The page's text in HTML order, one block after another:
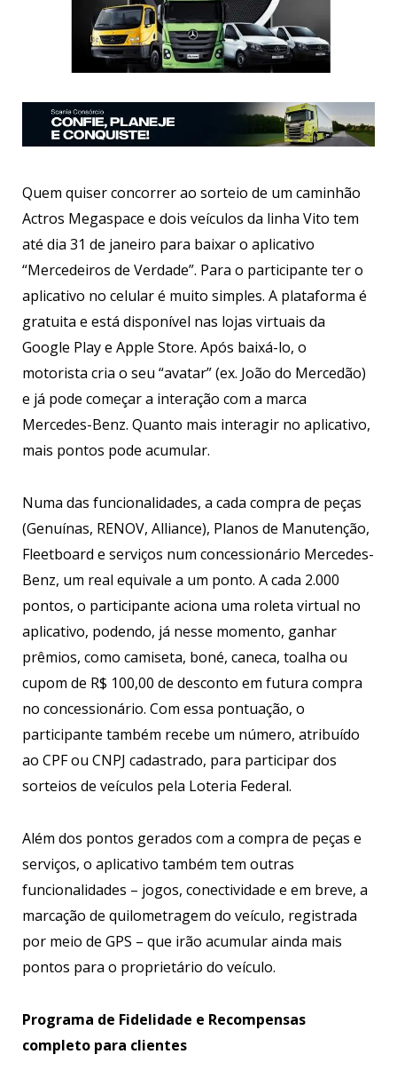
Quem quiser concorrer ao sorteio de um caminhão
Actros Megaspace e dois veículos da linha Vito tem
até dia 31 de janeiro para baixar o aplicativo
“Mercedeiros de Verdade”. Para o participante ter o
aplicativo no celular é muito simples. A plataforma é
gratuita e está disponível nas lojas virtuais da
Google Play e Apple Store. Após baixá-lo, o
motorista cria o seu “avatar” (ex. João do Mercedão)
e já pode começar a interação com a marca
Mercedes-Benz. Quanto mais interagir no aplicativo,
mais pontos pode acumular.
Numa das funcionalidades, a cada compra de peças
(Genuínas, RENOV, Alliance), Planos de Manutenção,
Fleetboard e serviços num concessionário Mercedes-
Benz, um real equivale a um ponto. A cada 2.000
pontos, o participante aciona uma roleta virtual no
aplicativo, podendo, já nesse momento, ganhar
prêmios, como camiseta, boné, caneca, toalha ou
cupom de R$ 100,00 de desconto em futura compra
no concessionário. Com essa pontuação, o
participante também recebe um número, atribuído
ao CPF ou CNPJ cadastrado, para participar dos
sorteios de veículos pela Loteria Federal.
Além dos pontos gerados com a compra de peças e
serviços, o aplicativo também tem outras
funcionalidades – jogos, conectividade e em breve, a
marcação de quilometragem do veículo, registrada
por meio de GPS – que irão acumular ainda mais
pontos para o proprietário do veículo.
Programa de Fidelidade e Recompensas
completo para clientes